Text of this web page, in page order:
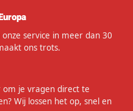
service in meer dan 30
ons trots.
om je vragen direct te
Wij lossen het op, snel en